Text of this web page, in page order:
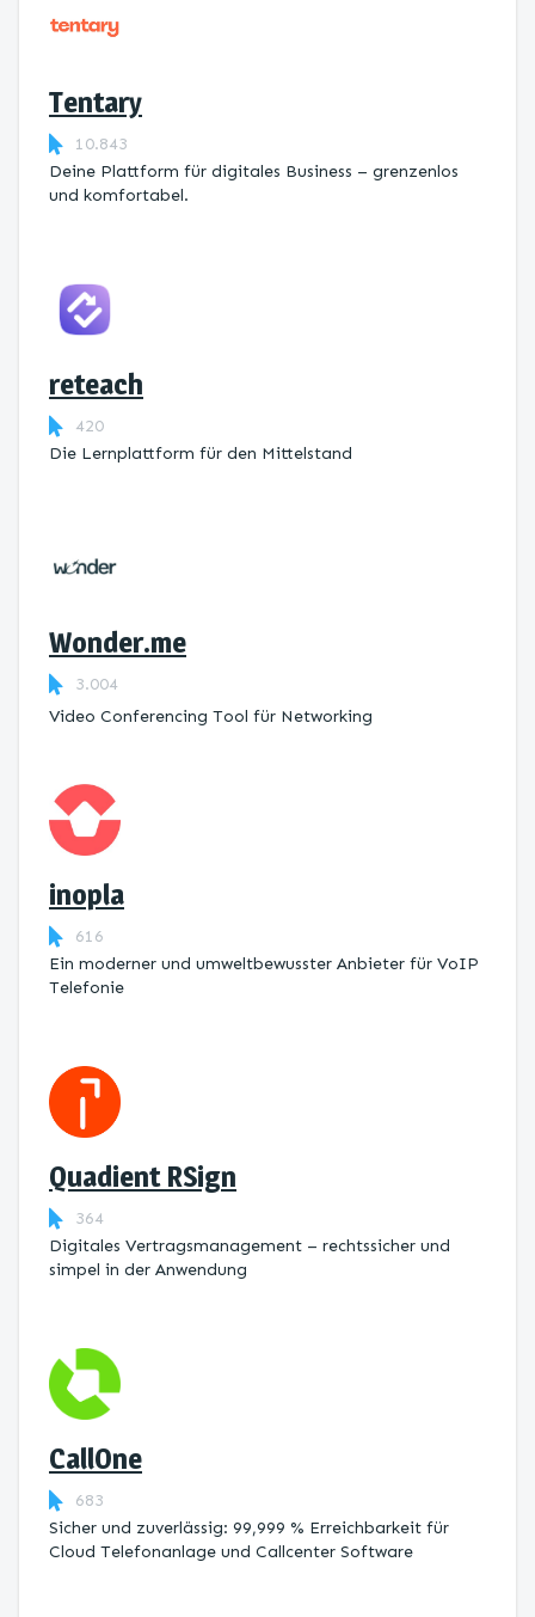
Tentary
10.843
Deine Plattform für digitales Business – grenzenlos
und komfortabel.
reteach
420
Die Lernplattform ​für den Mittelstand
Wonder.me
3.004
Video Conferencing Tool für Networking
inopla
616
Ein moderner und umweltbewusster Anbieter für VoIP
Telefonie
Quadient RSign
364
Digitales Vertragsmanagement – rechtssicher und
simpel in der Anwendung
CallOne
683
Sicher und zuverlässig: 99,999 % Erreichbarkeit für
Cloud Telefonanlage und Callcenter Software